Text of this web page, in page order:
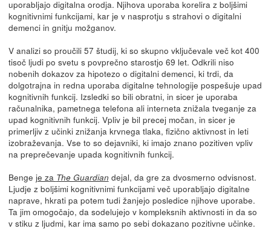
uporabljajo digitalna orodja. Njihova uporaba korelira z boljšimi
kognitivnimi funkcijami, kar je v nasprotju s strahovi o digitalni
demenci in gnitju možganov.
V analizi so proučili 57 študij, ki so skupno vključevale več kot 400
tisoč ljudi po svetu s povprečno starostjo 69 let. Odkrili niso
nobenih dokazov za hipotezo o digitalni demenci, ki trdi, da
dolgotrajna in redna uporaba digitalne tehnologije pospešuje upad
kognitivnih funkcij. Izsledki so bili obratni, in sicer je uporaba
računalnika, pametnega telefona ali interneta znižala tveganje za
upad kognitivnih funkcij. Vpliv je bil precej močan, in sicer je
primerljiv z učinki znižanja krvnega tlaka, fizično aktivnost in leti
izobraževanja. Vse to so dejavniki, ki imajo znano pozitiven vpliv
na preprečevanje upada kognitivnih funkcij.
Benge je za The Guardian dejal, da gre za dvosmerno odvisnost.
Ljudje z boljšimi kognitivnimi funkcijami več uporabljajo digitalne
naprave, hkrati pa potem tudi žanjejo posledice njihove uporabe.
Ta jim omogočajo, da sodelujejo v kompleksnih aktivnosti in da so
v stiku z ljudmi, kar ima samo po sebi dokazano pozitivne učinke.